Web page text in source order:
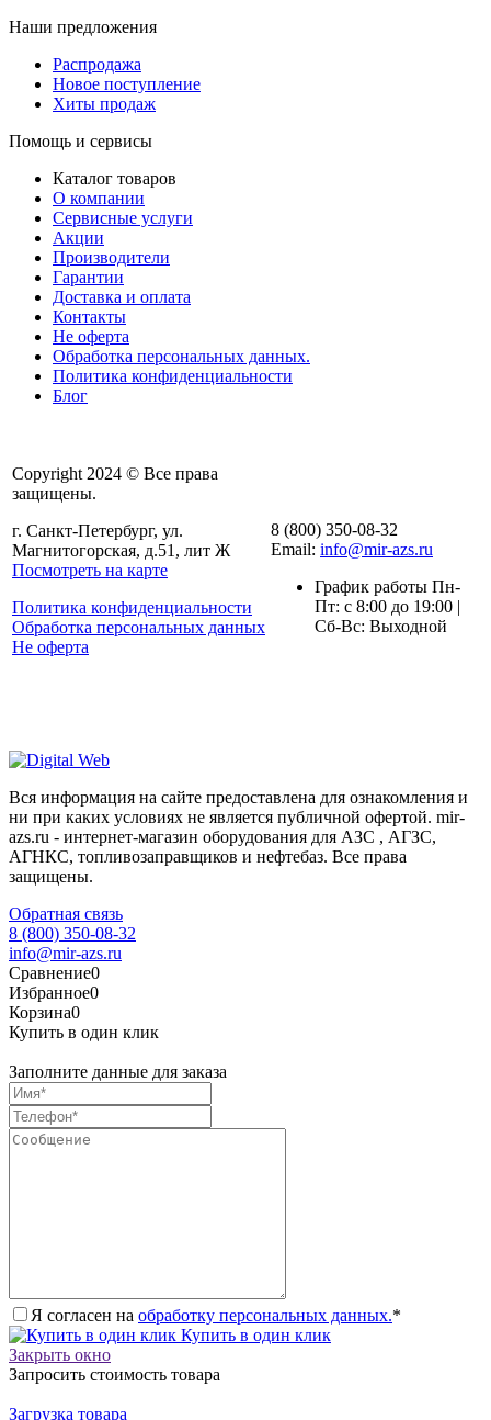
Наши предложения
Распродажа
Новое поступление
Хиты продаж
Помощь и сервисы
Каталог товаров
О компании
Сервисные услуги
Акции
Производители
Гарантии
Доставка и оплата
Контакты
Не оферта
Обработка персональных данных.
Политика конфиденциальности
Блог
Copyright 2024 © Все права
защищены.
г. Санкт-Петербург, ул.
Магнитогорская, д.51, лит Ж
Посмотреть на карте
Политика конфиденциальности
Обработка персональных данных
Не оферта
8 (800) 350-08-32
Email: info@mir-azs.ru
График работы Пн-
Пт: с 8:00 до 19:00 |
Сб-Вс: Выходной
Вся информация на сайте предоставлена для ознакомления и
ни при каких условиях не является публичной офертой. mir-
azs.ru - интернет-магазин оборудования для АЗС , АГЗС,
АГНКС, топливозаправщиков и нефтебаз. Все права
защищены.
Обратная связь
8 (800) 350-08-32
info@mir-azs.ru
Сравнение0
Избранное0
Корзина0
Купить в один клик
Заполните данные для заказа
Я согласен на обработку персональных данных.*
Купить в один клик
Закрыть окно
Запросить стоимость товара
Загрузка товара